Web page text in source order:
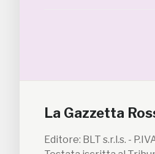
La Gazzetta
Editore: BLT s.r.l.s. -